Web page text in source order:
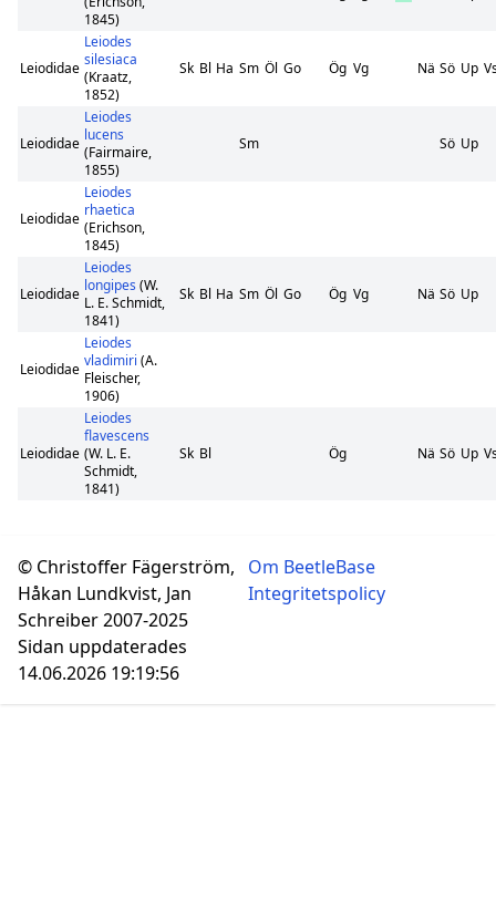
1845)
Leiodidae
Leiodes
silesiaca
(Kraatz,
1852)
Sk Bl Ha Sm Öl Go Ög Vg Nä Sö Up
Leiodidae
Leiodes
lucens
(Fairmaire,
1855)
Sm Sö Up
Leiodidae
Leiodes
rhaetica
(Erichson,
1845)
Leiodidae
Leiodes
longipes (W.
L. E. Schmidt,
1841)
Sk Bl Ha Sm Öl Go Ög Vg Nä Sö Up
Leiodidae
Leiodes
vladimiri (A.
Fleischer,
1906)
Leiodidae
Leiodes
flavescens
(W. L. E.
Schmidt,
1841)
Sk Bl Ög Nä Sö Up
© Christoffer Fägerström,
Håkan Lundkvist, Jan
Schreiber 2007-2025
Sidan uppdaterades
14.06.2026 19:19:56
Om BeetleBase
Integritetspolicy